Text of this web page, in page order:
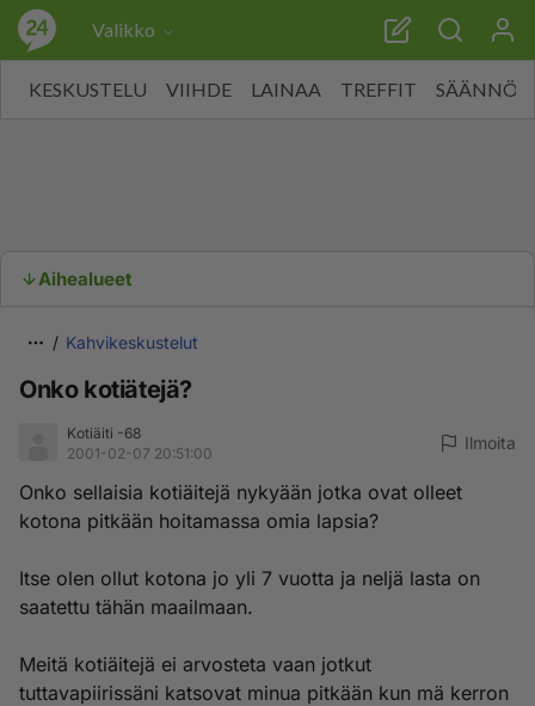
Valikko
KESKUSTELU VIIHDE LAINAA TREFFIT SÄÄNNÖT
Aihealueet
Kahvikeskustelut
Onko kotiätejä?
Kotiäiti -68
2001-02-07 20:51:00
Ilmoita
Onko sellaisia kotiäitejä nykyään jotka ovat olleet
kotona pitkään hoitamassa omia lapsia?
Itse olen ollut kotona jo yli 7 vuotta ja neljä lasta on
saatettu tähän maailmaan.
Meitä kotiäitejä ei arvosteta vaan jotkut
tuttavapiirissäni katsovat minua pitkään kun mä kerron